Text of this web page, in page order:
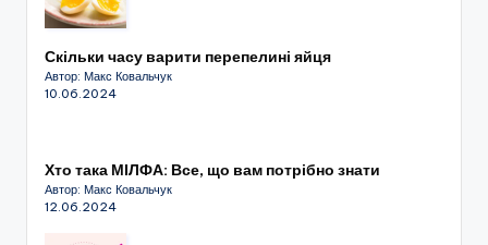
Скільки часу варити перепелині яйця
Автор: Макс Ковальчук
10.06.2024
Хто така МІЛФА: Все, що вам потрібно знати
Автор: Макс Ковальчук
12.06.2024